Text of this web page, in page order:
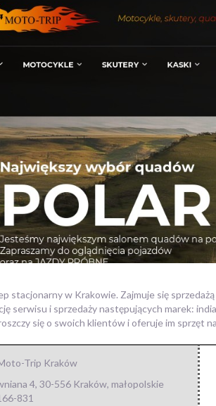
stacjonarny w Krakowie. Zajmuje się
serwisu i sprzedaży następujących marek:
się o swoich klientów i oferuje im sprzęt
Trip Kraków
4, 30-556 Kraków, małopolskie
831